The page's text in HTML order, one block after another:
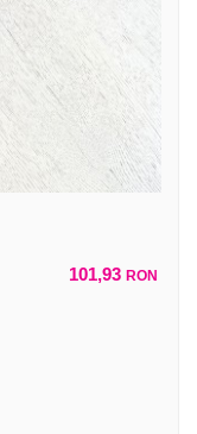
101,93 RON